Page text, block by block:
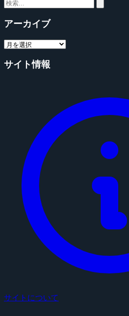
アーカイブ
サイト情報
サイトについて